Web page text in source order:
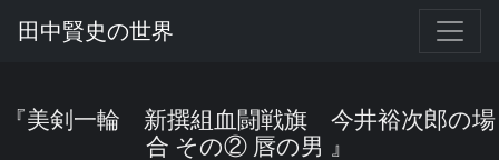
田中賢史の世界
『美剣一輪 新撰組血闘戦旗 今井裕次郎の場
合 その② 唇の男 』